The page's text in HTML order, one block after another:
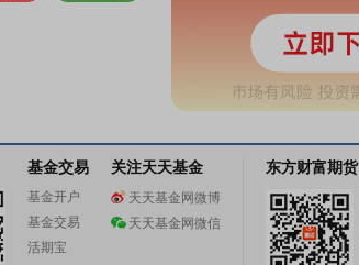
基金交易
基金开户
基金交易
活期宝
关注天天基金
天天基金网微博
天天基金网微信
东方财富期货